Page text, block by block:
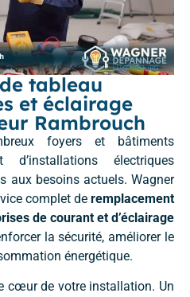
tableau
et éclairage
Rambrouch
foyers et bâtiments
d’installations électriques
aux besoins actuels. Wagner
complet de remplacement
de courant et d’éclairage
la sécurité, améliorer le
énergétique.
cœur de votre installation. Un